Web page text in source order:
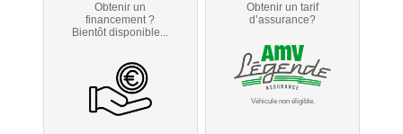
Obtenir un
financement ?
Bientôt disponible...
Obtenir un tarif
d’assurance?
Véhicule non éligible.